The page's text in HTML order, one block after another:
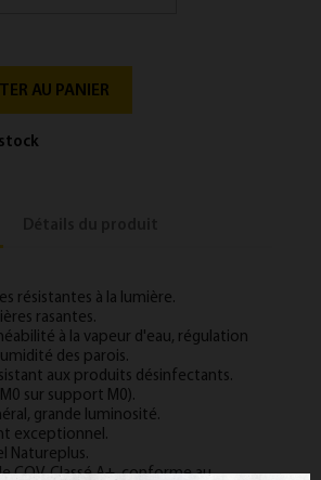
AU PANIER
résistantes à la lumière.
rasantes.
à la vapeur d'eau, régulation
des parois.
aux produits désinfectants.
sur support M0).
grande luminosité.
exceptionnel.
Natureplus.
COV, Classé A+, conforme au